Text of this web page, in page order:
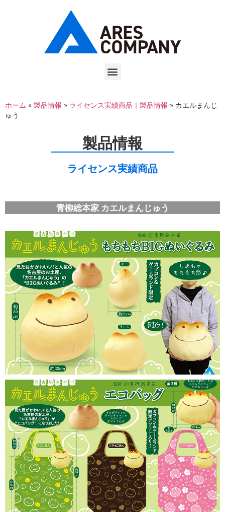
ホーム » 製品情報 » ライセンス実績商品｜製品情報 » カエルまんじ
ゅう
製品情報
ライセンス実績商品
青柳総本家 カエルまんじゅう